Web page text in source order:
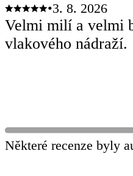
•3. 8. 2026
Velmi milí a velmi
vlakového nádraží.
Některé recenze byly